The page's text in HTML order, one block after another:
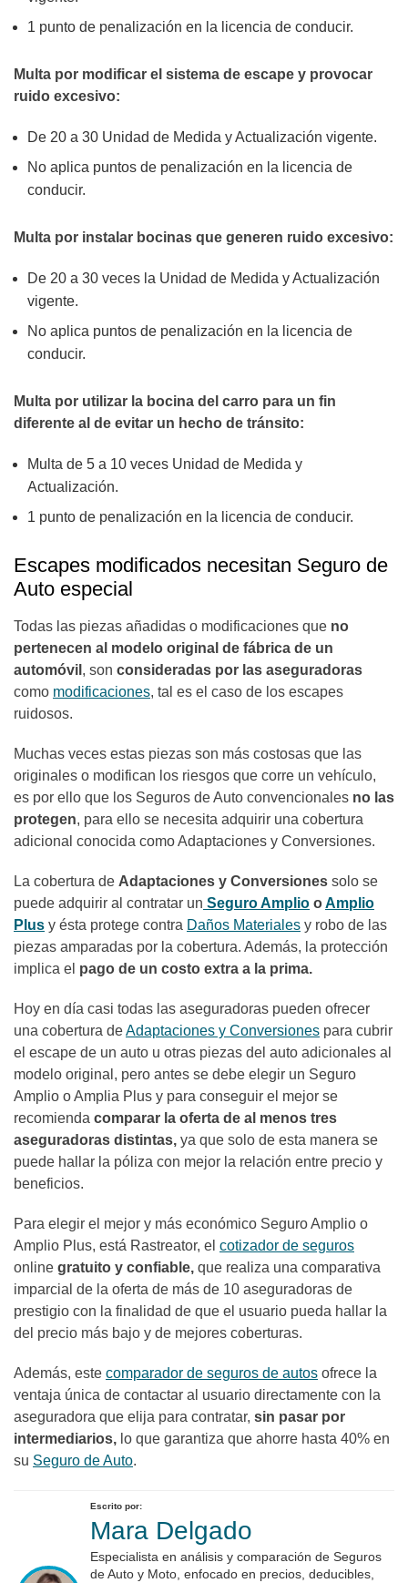
1 punto de penalización en la licencia de conducir.
Multa por modificar el sistema de escape y provocar
ruido excesivo:
De 20 a 30 Unidad de Medida y Actualización vigente.
No aplica puntos de penalización en la licencia de
conducir.
Multa por instalar bocinas que generen ruido excesivo:
De 20 a 30 veces la Unidad de Medida y Actualización
vigente.
No aplica puntos de penalización en la licencia de
conducir.
Multa por utilizar la bocina del carro para un fin
diferente al de evitar un hecho de tránsito:
Multa de 5 a 10 veces Unidad de Medida y
Actualización.
1 punto de penalización en la licencia de conducir.
Escapes modificados necesitan Seguro de
Auto especial
Todas las piezas añadidas o modificaciones que no
pertenecen al modelo original de fábrica de un
automóvil , son consideradas por las aseguradoras
como modificaciones, tal es el caso de los escapes
ruidosos.
Muchas veces estas piezas son más costosas que las
originales o modifican los riesgos que corre un vehículo,
es por ello que los Seguros de Auto convencionales no las
protegen, para ello se necesita adquirir una cobertura
adicional conocida como Adaptaciones y Conversiones.
La cobertura de Adaptaciones y Conversiones solo se
puede adquirir al contratar un Seguro Amplio oAmplio
Plus y ésta protege contra Daños Materiales y robo de las
piezas amparadas por la cobertura. Además, la protección
implica el pago de un costo extra a la prima.
Hoy en día casi todas las aseguradoras pueden ofrecer
una cobertura deAdaptaciones y Conversiones para cubrir
el escape de un auto u otras piezas del auto adicionales al
modelo original, pero antes se debe elegir un Seguro
Amplio o Amplia Plus y para conseguir el mejor se
recomienda comparar la oferta de al menos tres
aseguradoras distintas, ya que solo de esta manera se
puede hallar la póliza con mejor la relación entre precio y
beneficios.
Para elegir el mejor y más económico Seguro Amplio o
Amplio Plus, está Rastreator, el cotizador de seguros
online gratuito y confiable, que realiza una comparativa
imparcial de la oferta de más de 10 aseguradoras de
prestigio con la finalidad de que el usuario pueda hallar la
del precio más bajo y de mejores coberturas.
Además, este comparador de seguros de autos ofrece la
ventaja única de contactar al usuario directamente con la
aseguradora que elija para contratar, sin pasar por
intermediarios, lo que garantiza que ahorre hasta 40% en
su Seguro de Auto.
Escrito por:
Mara Delgado
Especialista en análisis y comparación de Seguros
de Auto y Moto, enfocado en precios, deducibles,